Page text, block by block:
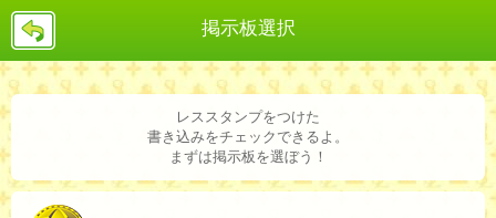
掲示板選択
戻
レススタンプをつけた
書き込みをチェックできるよ。
まずは掲示板を選ぼう！